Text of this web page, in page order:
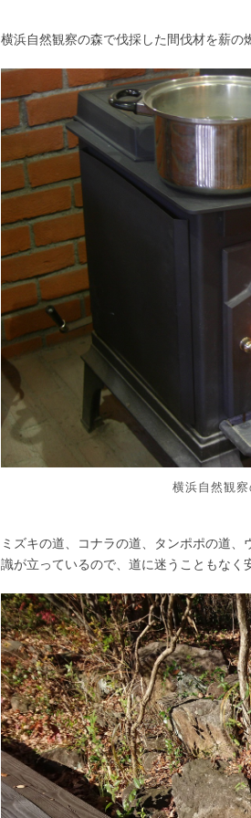
横浜自然観察の森で伐採した間伐材を薪の
横浜自然観
ミズキの道、コナラの道、タンポポの道
識が立っているので、道に迷うこともなく